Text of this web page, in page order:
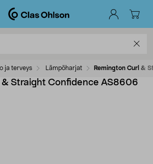
ja terveys Lämpöharjat Remington Curl &
& Straight Confidence AS8606